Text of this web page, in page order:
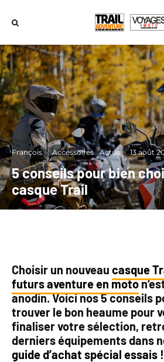
François · Accessoires Actus · 13 août
5 conseils pour bien
casque Trail
Choisir un nouveau casque
futurs aventure en moto
anodin. Voici nos 5 conseils
trouver le bon heaume pour
finaliser votre sélection,
derniers équipements dans
guide d’achat spécial essais !